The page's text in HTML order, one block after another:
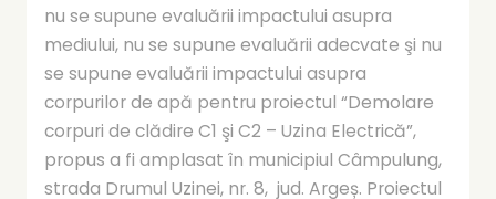
nu se supune evaluării impactului asupra
mediului, nu se supune evaluării adecvate şi nu
se supune evaluării impactului asupra
corpurilor de apă pentru proiectul “Demolare
corpuri de clădire C1 şi C2 – Uzina Electrică”,
propus a fi amplasat în municipiul Câmpulung,
strada Drumul Uzinei, nr. 8, jud. Argeș. Proiectul